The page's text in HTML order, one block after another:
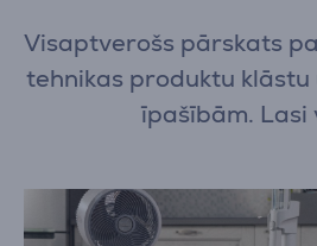
Visaptverošs pārskats
tehnikas produktu
īpašībām. Lasi